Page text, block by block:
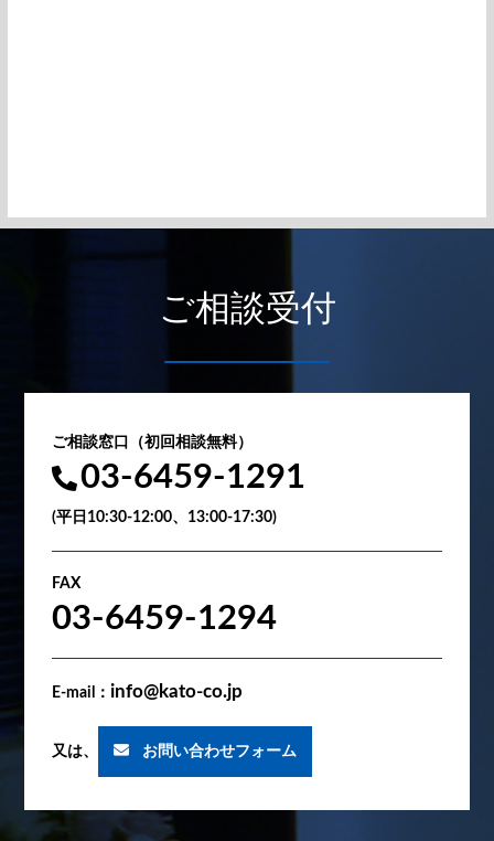
ご相談受付
ご相談窓口（初回相談無料）
03-6459-1291
(平日10:30-12:00、13:00-17:30)
FAX
03-6459-1294
E-mail： info@kato-co.jp
又は、 お問い合わせフォーム